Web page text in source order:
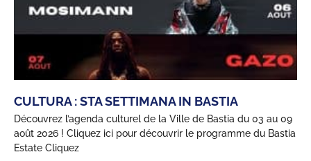
CULTURA : STA SETTIMANA IN BASTIA
Découvrez l’agenda culturel de la Ville de Bastia du 03 au 09
août 2026 ! Cliquez ici pour découvrir le programme du Bastia
Estate Cliquez